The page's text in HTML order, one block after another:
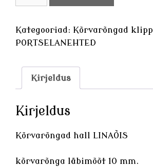
kogus
Kategooriad: Kõrvarõngad klipp
PORTSELANEHTED
Kirjeldus
Kirjeldus
Kõrvarõngad hall LINAÕIS
kõrvarõnga läbimõõt 10 mm.